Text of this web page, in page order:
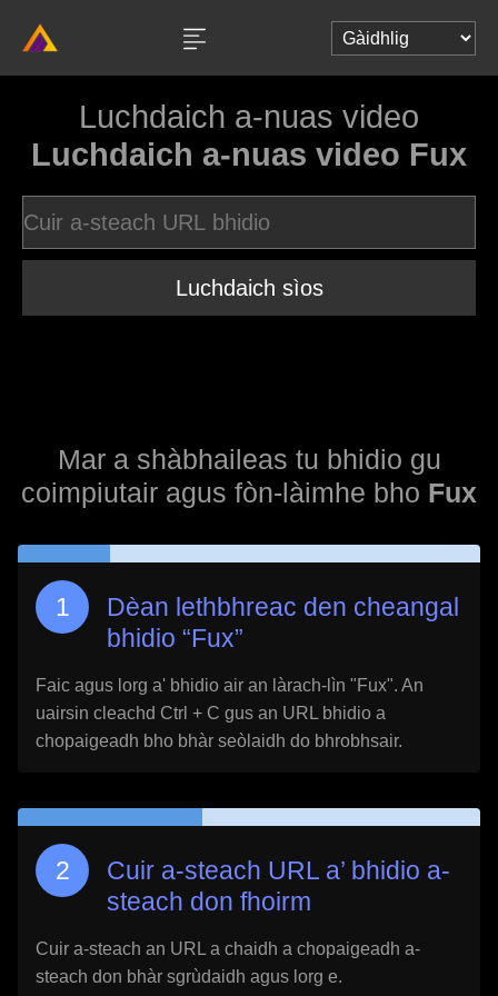
Luchdaich a-nuas video
Luchdaich a-nuas video Fux
Luchdaich sìos
Mar a shàbhaileas tu bhidio gu
coimpiutair agus fòn-làimhe bho Fux
Dèan lethbhreac den cheangal
bhidio “Fux”
Faic agus lorg a' bhidio air an làrach-lìn "Fux". An
uairsin cleachd Ctrl + C gus an URL bhidio a
chopaigeadh bho bhàr seòlaidh do bhrobhsair.
Cuir a-steach URL a’ bhidio a-
steach don fhoirm
Cuir a-steach an URL a chaidh a chopaigeadh a-
steach don bhàr sgrùdaidh agus lorg e.